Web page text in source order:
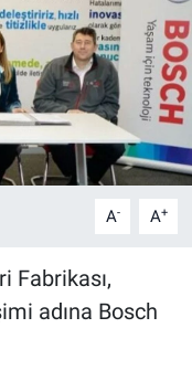
A- A+
Fabrikası,
adına Bosch